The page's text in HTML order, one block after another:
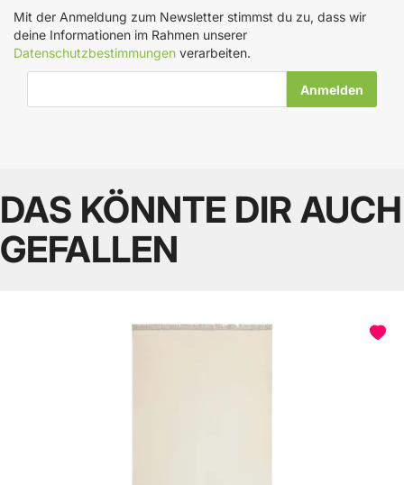
Mit der Anmeldung zum Newsletter stimmst du zu, dass wir
deine Informationen im Rahmen unserer
Datenschutzbestimmungen verarbeiten.
DAS KÖNNTE DIR AUCH
GEFALLEN